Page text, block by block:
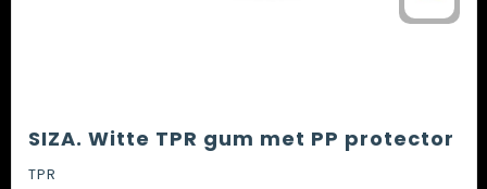
SIZA. Witte TPR gum met PP protector
TPR